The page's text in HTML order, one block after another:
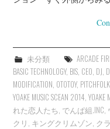
未分類 ARCADE
BASIC TECHNOLOGY, BIS, CEO, DJ,
MODIFICATION, OTOTOY, PITCHFOLK
YOAKE MUSIC SCEAN 2014,YOAKE
れた恋人たち, でんぱ組.INC,
クリ , キングクリムゾン, ク